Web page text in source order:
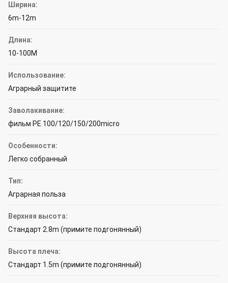
Ширина:
6m-12m
Длина:
10-100M
Использование:
Аграрный защитите
Заволакивание:
фильм PE 100/120/150/200micro
Особенности:
Легко собранный
Тип:
Аграрная польза
Верхняя высота:
Стандарт 2.8m (примите подгонянный)
Высота плеча:
Стандарт 1.5m (примите подгонянный)